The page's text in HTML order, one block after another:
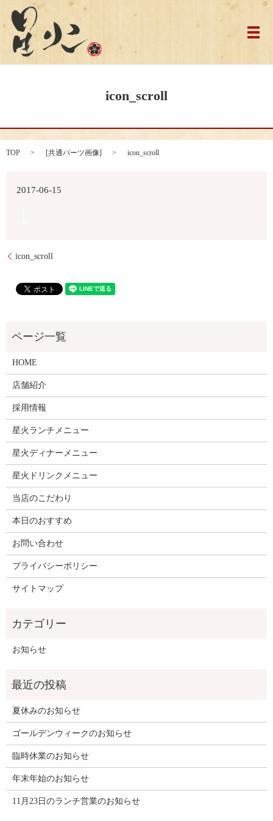
メ
icon_scroll
TOP [共通パーツ画像] icon_scroll
2017-06-15
icon_scroll
HOME
店舗紹介
採用情報
星火ランチメニュー
星火ディナーメニュー
星火ドリンクメニュー
当店のこだわり
本日のおすすめ
お問い合わせ
プライバシーポリシー
サイトマップ
お知らせ
夏休みのお知らせ
ゴールデンウィークのお知らせ
臨時休業のお知らせ
年末年始のお知らせ
11月23日のランチ営業のお知らせ